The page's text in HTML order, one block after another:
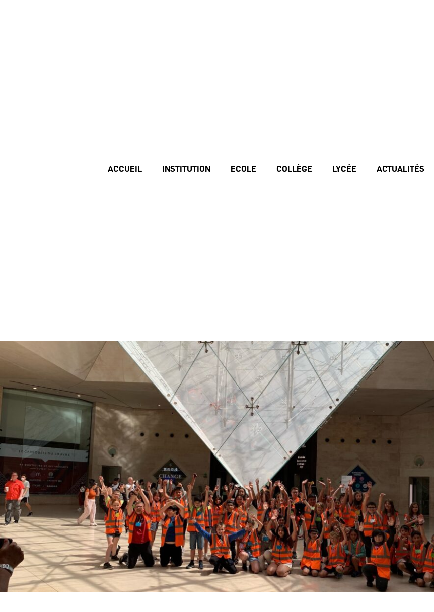
ACCUEIL INSTITUTION ECOLE COLLÈGE LYCÉE ACTUALITÉS